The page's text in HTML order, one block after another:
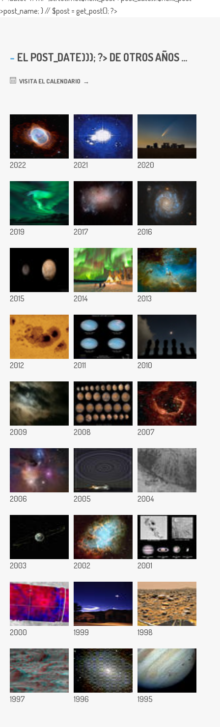
>post_name; } // $post = get_post(); ?>
EL POST_DATE))); ?> DE OTROS AÑOS ...
VISITA EL CALENDARIO
2022 2021 2020
2019 2017 2016
2015 2014 2013
2012 2011 2010
2009 2008 2007
2006 2005 2004
2003 2002 2001
2000 1999 1998
1997 1996 1995